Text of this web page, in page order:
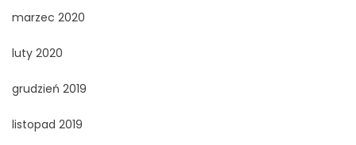
marzec 2020
luty 2020
grudzień 2019
listopad 2019